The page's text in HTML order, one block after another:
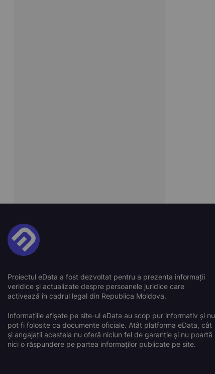
Proiectul eData a fost dezvoltat pentru a prezenta informații
veridice și actualizate despre persoanele juridice care
activează în cadrul legal din Republica Moldova.
Informațiile afișate pe site-ul eData au scop pur informativ și nu
pot fi folosite ca documente oficiale. Atât platforma eData, cât
și angajații acesteia nu oferă niciun fel de garanție și nu poartă
nici o răspundere pe partea informaților publicate pe site.